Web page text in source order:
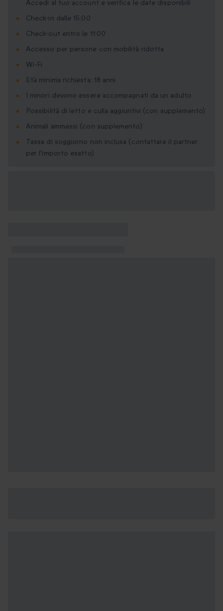
Accedi al tuo account e verifica le date disponibili
Check-in dalle 15:00
Check-out entro le 11:00
Accesso per persone con mobilità ridotta
Wi-Fi
Età minima richiesta: 18 anni
I minori devono essere accompagnati da un adulto
Possibilità di letto e culla aggiuntivi (con supplemento)
Animali ammessi (con supplemento)
Tassa di soggiorno non inclusa (contattare il partner
per l'importo esatto)